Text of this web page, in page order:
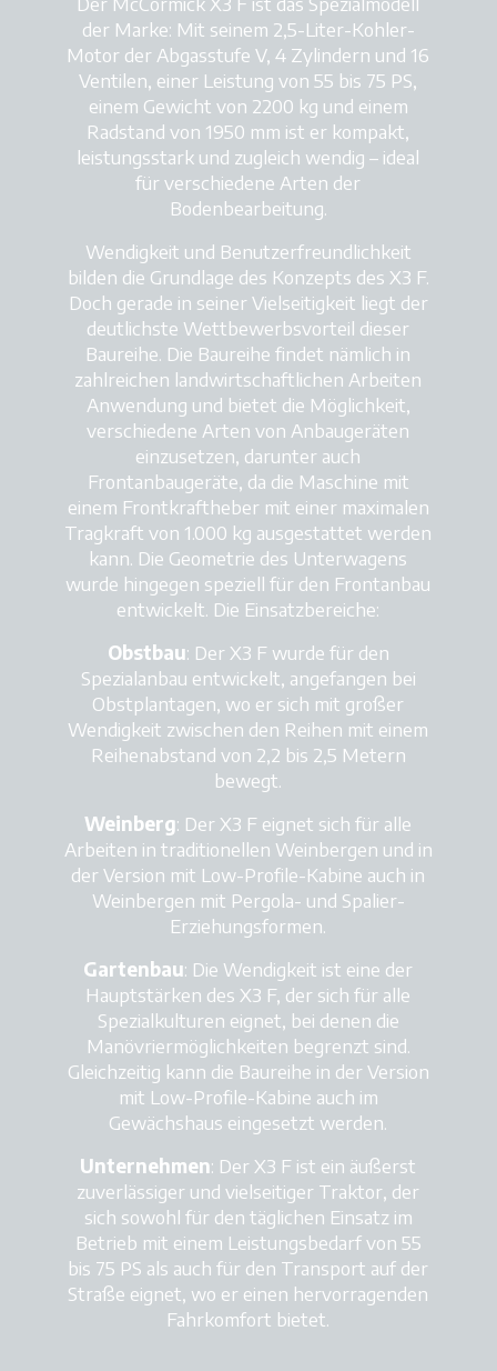
der Marke: Mit seinem 2,5-Liter-Kohler-
Motor der Abgasstufe V, 4 Zylindern und 16
Ventilen, einer Leistung von 55 bis 75 PS,
einem Gewicht von 2200 kg und einem
Radstand von 1950 mm ist er kompakt,
leistungsstark und zugleich wendig – ideal
für verschiedene Arten der
Bodenbearbeitung.
Wendigkeit und Benutzerfreundlichkeit
bilden die Grundlage des Konzepts des X3 F.
Doch gerade in seiner Vielseitigkeit liegt der
deutlichste Wettbewerbsvorteil dieser
Baureihe. Die Baureihe findet nämlich in
zahlreichen landwirtschaftlichen Arbeiten
Anwendung und bietet die Möglichkeit,
verschiedene Arten von Anbaugeräten
einzusetzen, darunter auch
Frontanbaugeräte, da die Maschine mit
einem Frontkraftheber mit einer maximalen
Tragkraft von 1.000 kg ausgestattet werden
kann. Die Geometrie des Unterwagens
wurde hingegen speziell für den Frontanbau
entwickelt. Die Einsatzbereiche:
Obstbau: Der X3 F wurde für den
Spezialanbau entwickelt, angefangen bei
Obstplantagen, wo er sich mit großer
Wendigkeit zwischen den Reihen mit einem
Reihenabstand von 2,2 bis 2,5 Metern
bewegt.
Weinberg: Der X3 F eignet sich für alle
Arbeiten in traditionellen Weinbergen und in
der Version mit Low-Profile-Kabine auch in
Weinbergen mit Pergola- und Spalier-
Erziehungsformen.
Gartenbau: Die Wendigkeit ist eine der
Hauptstärken des X3 F, der sich für alle
Spezialkulturen eignet, bei denen die
Manövriermöglichkeiten begrenzt sind.
Gleichzeitig kann die Baureihe in der Version
mit Low-Profile-Kabine auch im
Gewächshaus eingesetzt werden.
Unternehmen: Der X3 F ist ein äußerst
zuverlässiger und vielseitiger Traktor, der
sich sowohl für den täglichen Einsatz im
Betrieb mit einem Leistungsbedarf von 55
bis 75 PS als auch für den Transport auf der
Straße eignet, wo er einen hervorragenden
Fahrkomfort bietet.